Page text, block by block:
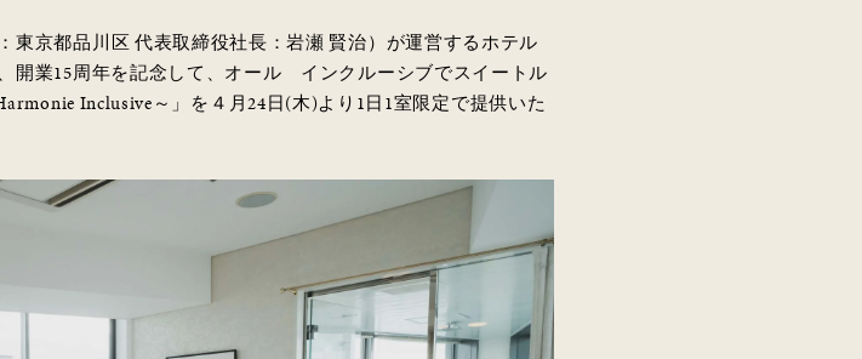
京都品川区 代表取締役社長：岩瀬 賢治）が運営するホテル
開業15周年を記念して、オール インクルーシブでスイートル
Inclusive～」を４月24日(木)より1日1室限定で提供いた